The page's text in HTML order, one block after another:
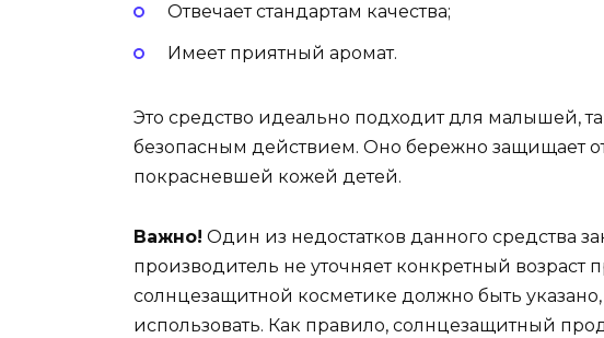
Отвечает стандартам качества;
Имеет приятный аромат.
Это средство идеально подходит для малышей,
безопасным действием. Оно бережно защищает
покрасневшей кожей детей.
Важно! Один из недостатков данного средства
производитель не уточняет конкретный возраст
солнцезащитной косметике должно быть указано,
использовать. Как правило, солнцезащитный